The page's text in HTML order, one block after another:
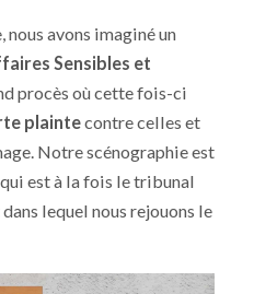
nous avons imaginé un
Sensibles et
procès où cette fois-ci
plaintecontre celles et
Notre scénographie est
est à la fois le tribunal
lequel nous rejouons le